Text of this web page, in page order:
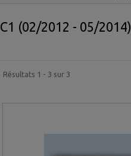
C1 (02/2012 - 05/2014)
Résultats 1 - 3 sur 3